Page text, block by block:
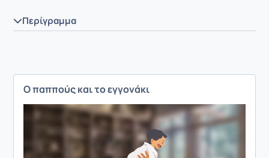
Περίγραμμα
Ο παππούς και το εγγονάκι